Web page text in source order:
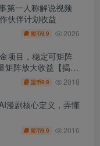
第一人称解说视频
伙伴计划收益
盟币9.9 2026
项目，稳定可矩阵
矩阵放大收益【揭
盟币9.9 2018
漫剧核心定义，弄懂
盟币9.9 2016